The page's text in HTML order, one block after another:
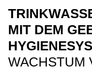
MIT DEM
WACHSTUM